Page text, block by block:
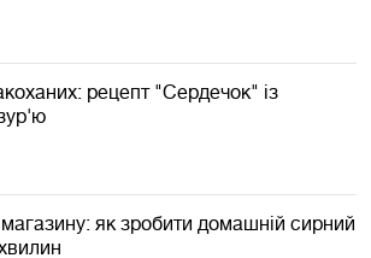
рецепт "Сердечок" із
як зробити домашній сирний